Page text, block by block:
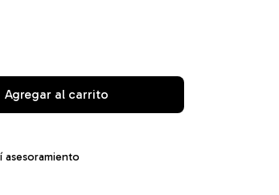
asesoramiento